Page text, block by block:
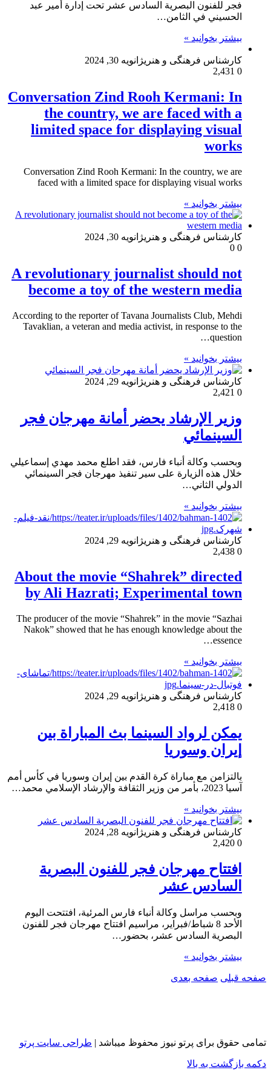
فجر للفنون البصرية السادس عشر تحت إدارة أمير عبد
الحسيني في الثامن…
بیشتر بخوانید »
کارشناس فرهنگی و هنریژانویه 30, 2024
0
Conversation Zind Rooh Kermani: In
the country, we are faced with a
limited space for displaying visual
works
Conversation Zind Rooh Kermani: In the country, we are
faced with a limited space for displaying visual works
بیشتر بخوانید »
کارشناس فرهنگی و هنریژانویه 30, 2024
0
A revolutionary journalist should not
become a toy of the western media
According to the reporter of Tavana Journalists Club, Mehdi
Tavaklian, a veteran and media activist, in response to the
question…
بیشتر بخوانید »
کارشناس فرهنگی و هنریژانویه 29, 2024
0
وزير الإرشاد يحضر أمانة مهرجان فجر
السينمائي
وبحسب وكالة أنباء فارس، فقد اطلع محمد مهدي إسماعيلي
خلال هذه الزيارة على سير تنفيذ مهرجان فجر السينمائي
الدولي الثاني…
بیشتر بخوانید »
کارشناس فرهنگی و هنریژانویه 29, 2024
0
About the movie “Shahrek” directed
by Ali Hazrati; Experimental town
The producer of the movie “Shahrek” in the movie “Sazhai
Nakok” showed that he has enough knowledge about the
essence…
بیشتر بخوانید »
کارشناس فرهنگی و هنریژانویه 29, 2024
0
يمكن لرواد السينما بث المباراة بين
إيران وسوريا
بالتزامن مع مباراة كرة القدم بين إيران وسوريا في كأس أمم
آسيا 2023، بأمر من وزير الثقافة والإرشاد الإسلامي محمد…
بیشتر بخوانید »
کارشناس فرهنگی و هنریژانویه 28, 2024
0
افتتاح مهرجان فجر للفنون البصرية
السادس عشر
وبحسب مراسل وكالة أنباء فارس المرئية، افتتحت اليوم
الأحد 8 شباط/فبراير، مراسيم افتتاح مهرجان فجر للفنون
البصرية السادس عشر، بحضور…
بیشتر بخوانید »
صفحه قبلی صفحه بعدی
تمامی حقوق برای پرتو نیوز محفوظ میباشد | طراحی سایت پرتو
دکمه بازگشت به بالا